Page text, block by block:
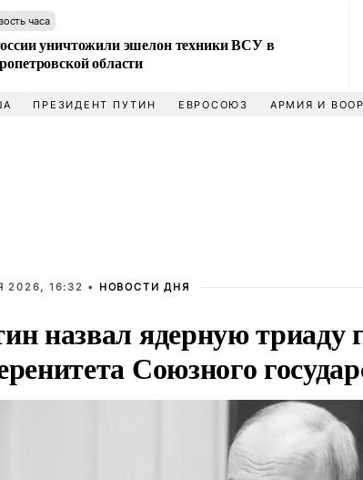
часа
уничтожили эшелон техники ВСУ в
области
ПРЕЗИДЕНТ ПУТИН ЕВРОСОЮЗ АРМИЯ И
2026, 16:32 • НОВОСТИ ДНЯ
назвал ядерную триаду
Союзного